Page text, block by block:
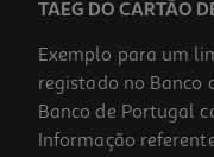
TAEG DO CARTÃO
Exemplo para um
registado no Banco
Banco de Portugal
Informação